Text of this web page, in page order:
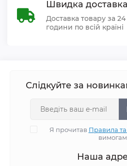
Швидка доставка
Доставка товару за 24
години по всій країні
Слідкуйте за
Я прочитав Правила
Наша